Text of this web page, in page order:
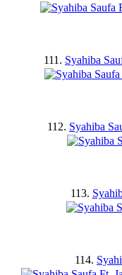
111. Syahiba
112. Syahiba
113.
114.